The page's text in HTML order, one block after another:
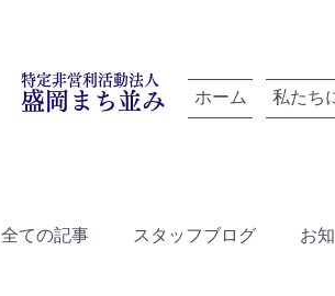
特定非営利活動法人
盛岡まち並み ホーム 私たち
全ての記事 スタッフブログ お